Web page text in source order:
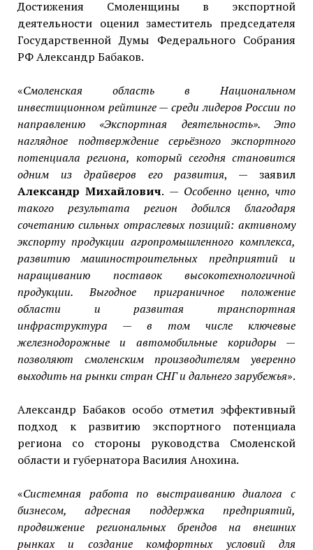
Достижения Смоленщины в экспортной
деятельности оценил заместитель председателя
Государственной Думы Федерального Собрания
РФ Александр Бабаков.
«Смоленская область в Национальном
инвестиционном рейтинге — среди лидеров России по
направлению «Экспортная деятельность». Это
наглядное подтверждение серьёзного экспортного
потенциала региона, который сегодня становится
одним из драйверов его развития, — заявил
Александр Михайлович. — Особенно ценно, что
такого результата регион добился благодаря
сочетанию сильных отраслевых позиций: активному
экспорту продукции агропромышленного комплекса,
развитию машиностроительных предприятий и
наращиванию поставок высокотехнологичной
продукции. Выгодное приграничное положение
области и развитая транспортная
инфраструктура — в том числе ключевые
железнодорожные и автомобильные коридоры —
позволяют смоленским производителям уверенно
выходить на рынки стран СНГ и дальнего зарубежья».
Александр Бабаков особо отметил эффективный
подход к развитию экспортного потенциала
региона со стороны руководства Смоленской
области и губернатора Василия Анохина.
«Системная работа по выстраиванию диалога с
бизнесом, адресная поддержка предприятий,
продвижение региональных брендов на внешних
рынках и создание комфортных условий для